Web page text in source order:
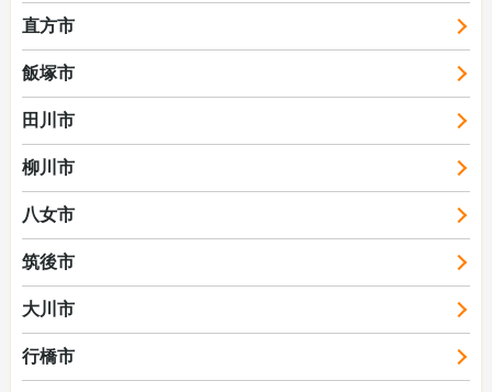
直方市
飯塚市
田川市
柳川市
八女市
筑後市
大川市
行橋市